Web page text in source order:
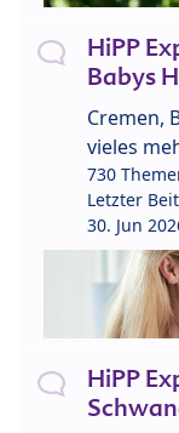
HiPP
Babys
Cremen,
vieles
730
Letzter
30. Jun
HiPP